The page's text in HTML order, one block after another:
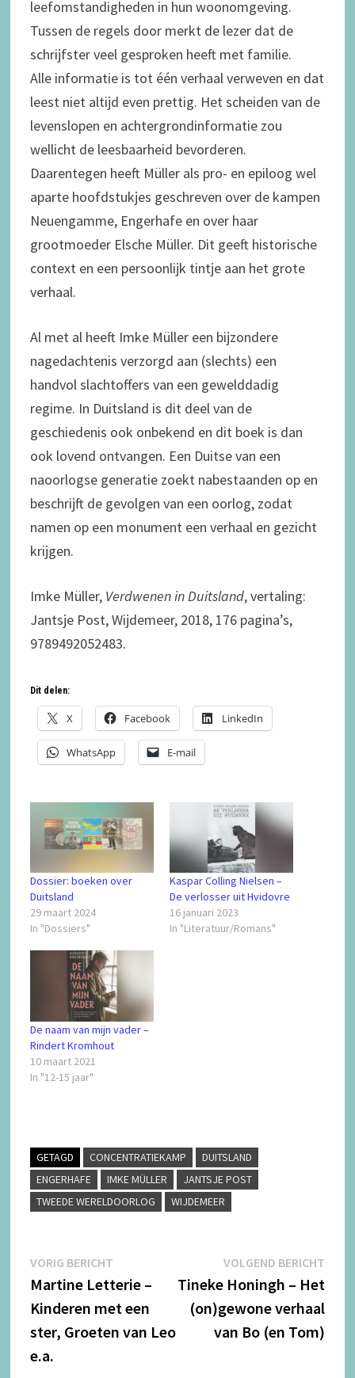
leefomstandigheden in hun woonomgeving.
Tussen de regels door merkt de lezer dat de
schrijfster veel gesproken heeft met familie.
Alle informatie is tot één verhaal verweven en dat
leest niet altijd even prettig. Het scheiden van de
levenslopen en achtergrondinformatie zou
wellicht de leesbaarheid bevorderen.
Daarentegen heeft Müller als pro- en epiloog wel
aparte hoofdstukjes geschreven over de kampen
Neuengamme, Engerhafe en over haar
grootmoeder Elsche Müller. Dit geeft historische
context en een persoonlijk tintje aan het grote
verhaal.
Al met al heeft Imke Müller een bijzondere
nagedachtenis verzorgd aan (slechts) een
handvol slachtoffers van een gewelddadig
regime. In Duitsland is dit deel van de
geschiedenis ook onbekend en dit boek is dan
ook lovend ontvangen. Een Duitse van een
naoorlogse generatie zoekt nabestaanden op en
beschrijft de gevolgen van een oorlog, zodat
namen op een monument een verhaal en gezicht
krijgen.
Imke Müller, Verdwenen in Duitsland, vertaling:
Jantsje Post, Wijdemeer, 2018, 176 pagina’s,
9789492052483.
Dit delen:
X Facebook LinkedIn
WhatsApp E-mail
Dossier: boeken over
Duitsland
29 maart 2024
In "Dossiers"
Kaspar Colling Nielsen –
De verlosser uit Hvidovre
16 januari 2023
In "Literatuur/Romans"
De naam van mijn vader –
Rindert Kromhout
10 maart 2021
In "12-15 jaar"
GETAGD CONCENTRATIEKAMP
DUITSLAND
ENGERHAFE
IMKE MÜLLER
JANTSJE POST
TWEEDE WERELDOORLOG
WIJDEMEER
Bericht
navigatie
VORIG BERICHTVorig
bericht:
Martine Letterie –
Kinderen met een
ster, Groeten van Leo
e.a.
VOLGEND BERICHT
Tineke Honingh – Het
(on)gewone verhaal
van Bo (en Tom)